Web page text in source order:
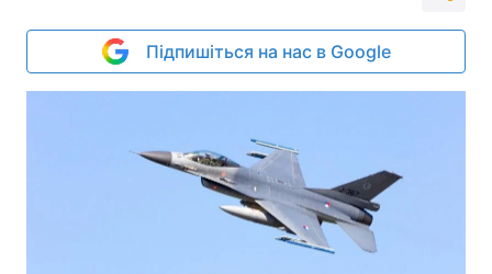
Підпишіться на нас в Google